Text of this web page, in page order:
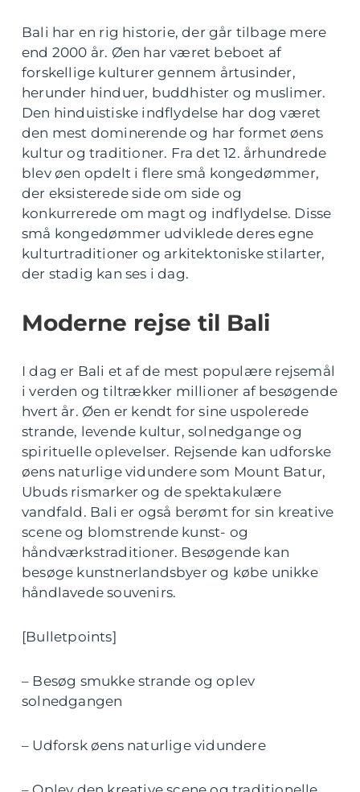
Bali har en rig historie, der går tilbage mere
end 2000 år. Øen har været beboet af
forskellige kulturer gennem årtusinder,
herunder hinduer, buddhister og muslimer.
Den hinduistiske indflydelse har dog været
den mest dominerende og har formet øens
kultur og traditioner. Fra det 12. århundrede
blev øen opdelt i flere små kongedømmer,
der eksisterede side om side og
konkurrerede om magt og indflydelse. Disse
små kongedømmer udviklede deres egne
kulturtraditioner og arkitektoniske stilarter,
der stadig kan ses i dag.
Moderne rejse til Bali
I dag er Bali et af de mest populære rejsemål
i verden og tiltrækker millioner af besøgende
hvert år. Øen er kendt for sine uspolerede
strande, levende kultur, solnedgange og
spirituelle oplevelser. Rejsende kan udforske
øens naturlige vidundere som Mount Batur,
Ubuds rismarker og de spektakulære
vandfald. Bali er også berømt for sin kreative
scene og blomstrende kunst- og
håndværkstraditioner. Besøgende kan
besøge kunstnerlandsbyer og købe unikke
håndlavede souvenirs.
[Bulletpoints]
– Besøg smukke strande og oplev
solnedgangen
– Udforsk øens naturlige vidundere